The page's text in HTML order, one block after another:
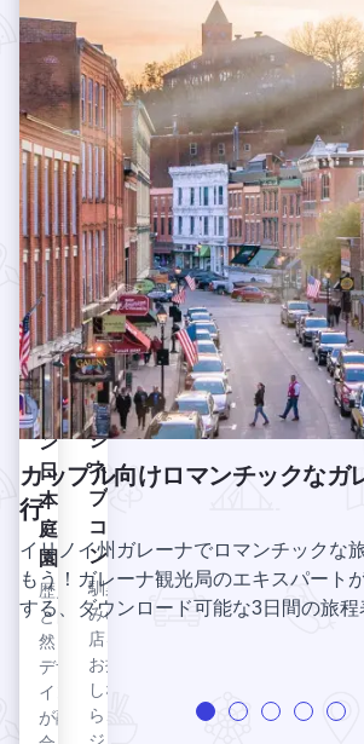
イ
ン・
チョ
コレ
ート
＆ア
イス
クリ
ーム
ジュ
ネー
ブの
宝
石。
ジュ
ネー
ブ・
コモ
ンズ
馴染
みの
店を
お探
しな
ら、
ジュネーブ・コモンズを見る
バイ
ク・
トレ
イル
＆フ
ァビ
ン・
フォ
レス
ト・
プリ
ザー
ブ
この
美し
いト
レイ
ルは
フォ
ック
ス・
リバ
ーの
川岸
に沿
って
い、
新し
くジ
ュー
シー
なメ
キシ
カン
体験
を提
供す
る。
フ
ァ
ビ
ア
ン
日
本
庭
園
歴史
と自
然と
デザ
イン
が融
ファビアン日本庭園を見る
カップル向けロマンチックなガ
行
イリノイ州ガレーナでロマンチックな
もう！ガレーナ観光局のエキスパート
する、ダウンロード可能な3日間の旅程